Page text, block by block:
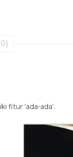
fitur ‘ada-ada‘.